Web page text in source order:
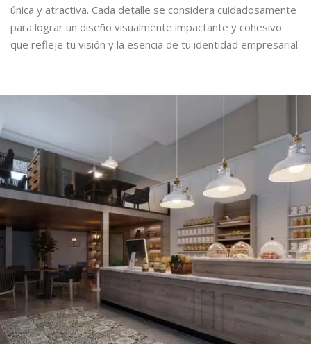
única y atractiva. Cada detalle se considera cuidadosamente
para lograr un diseño visualmente impactante y cohesivo
que refleje tu visión y la esencia de tu identidad empresarial.